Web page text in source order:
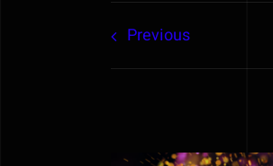
Previous